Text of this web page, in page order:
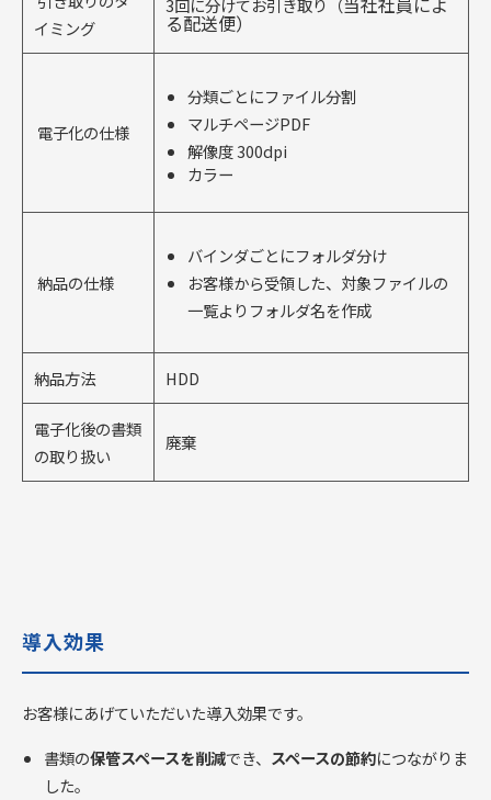
イミング
3回に分けてお引き取り（
る配送便）
電子化の仕様
分類ごとにファイル分割
マルチページPDF
解像度 300dpi
カラー
納品の仕様
バインダごとにフォルダ分け
お客様から受領した、対象ファイルの
一覧よりフォルダ名を作成
納品方法 HDD
電子化後の書類
の取り扱い
廃棄
導入効果
お客様にあげていただいた導入効果です。
書類の保管スペースを削減でき、 スペースの節約につながりま
した。